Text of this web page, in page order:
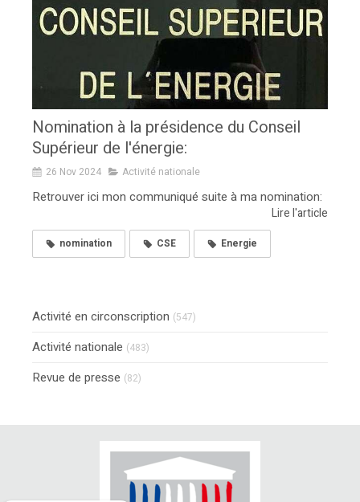
Nomination à la présidence du Conseil
Supérieur de l'énergie:
26 Nov 2024 Activité nationale
Retrouver ici mon communiqué suite à ma nomination:
Lire l'article
nomination CSE Energie
Activité en circonscription (547)
Activité nationale (483)
Revue de presse (82)